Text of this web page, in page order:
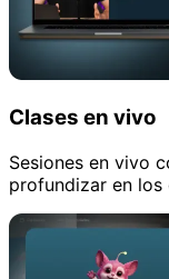
Clases en vivo
Sesiones en vivo
profundizar en los